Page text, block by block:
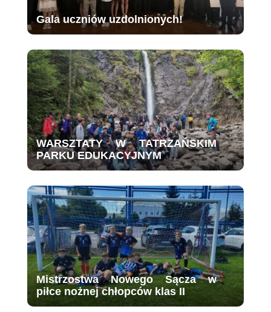
Gala uczniów uzdolnionych!
WARSZTATY W TATRZAŃSKIM
PARKU EDUKACYJNYM
Mistrzostwa Nowego Sącza w
piłce nożnej chłopców klas II